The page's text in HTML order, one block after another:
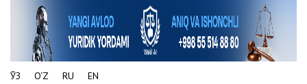
ЎЗ O‘Z RU EN